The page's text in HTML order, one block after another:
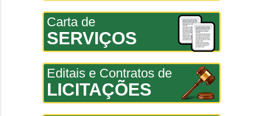
Carta de
SERVIÇOS
Editais e Contratos de
LICITAÇÕES